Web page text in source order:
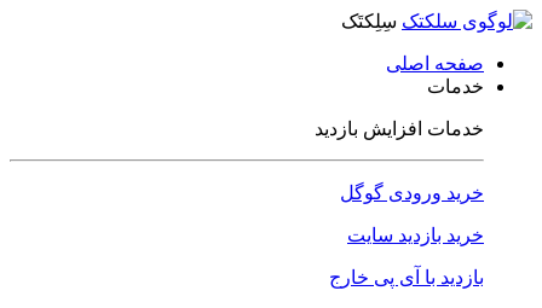
سِلِکتَک
صفحه اصلی
خدمات
خدمات افزایش بازدید
خرید ورودی گوگل
خرید بازدید سایت
بازدید با آی پی خارج